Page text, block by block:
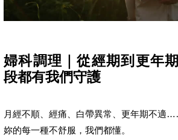
婦科調理｜從經期到更年
段都有我們守護
月經不順、經痛、白帶異常、更年期不適
妳的每一種不舒服，我們都懂。